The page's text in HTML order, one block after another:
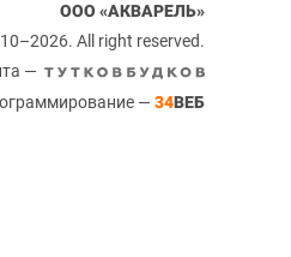
ООО «АКВАРЕЛЬ»
All right reserved.
—
— 34ВЕБ